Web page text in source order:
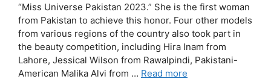
“Miss Universe Pakistan 2023.” She is the first woman
from Pakistan to achieve this honor. Four other models
from various regions of the country also took part in
the beauty competition, including Hira Inam from
Lahore, Jessical Wilson from Rawalpindi, Pakistani-
American Malika Alvi from … Read more